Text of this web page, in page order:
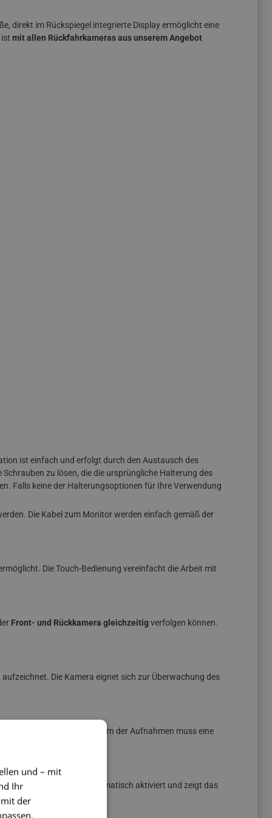
direkt im Rückspiegel integrierte Display ermöglicht eine
mit allen Rückfahrkameras aus unserem Angebot
ist einfach und erfolgt durch den Austausch des
zu lösen, die die ursprüngliche Halterung des
Falls keine der Halterungsoptionen für Ihre Verwendung
Die Kabel zum Monitor werden einfach gemäß der
Die Touch-Bedienung vereinfacht die Arbeit mit
Front- und Rückkamera gleichzeitigverfolgen können.
Die Kamera eignet sich zur Überwachung des
sein kann. Zum Speichern der Aufnahmen muss eine
wird der Monitor automatisch aktiviert und zeigt das
und – mit
Ihr
mit der